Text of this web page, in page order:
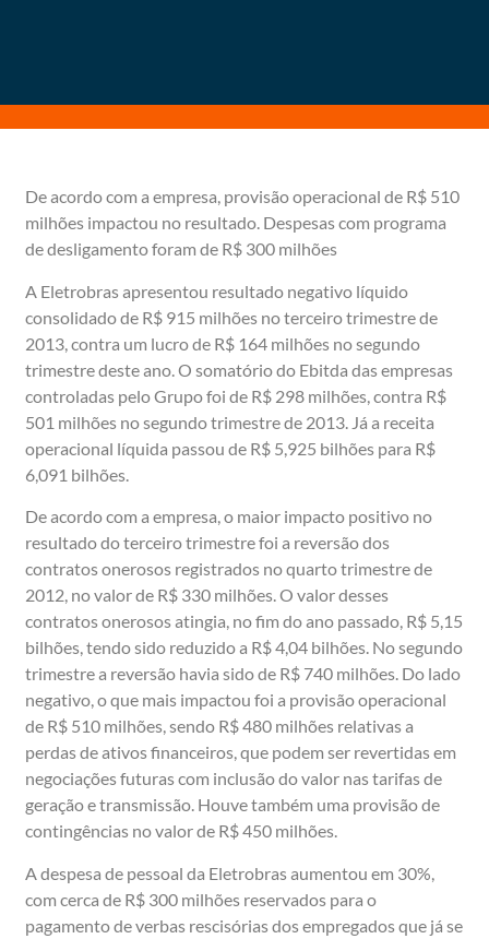
De acordo com a empresa, provisão operacional de R$ 510
milhões impactou no resultado. Despesas com programa
de desligamento foram de R$ 300 milhões
A Eletrobras apresentou resultado negativo líquido
consolidado de R$ 915 milhões no terceiro trimestre de
2013, contra um lucro de R$ 164 milhões no segundo
trimestre deste ano. O somatório do Ebitda das empresas
controladas pelo Grupo foi de R$ 298 milhões, contra R$
501 milhões no segundo trimestre de 2013. Já a receita
operacional líquida passou de R$ 5,925 bilhões para R$
6,091 bilhões.
De acordo com a empresa, o maior impacto positivo no
resultado do terceiro trimestre foi a reversão dos
contratos onerosos registrados no quarto trimestre de
2012, no valor de R$ 330 milhões. O valor desses
contratos onerosos atingia, no fim do ano passado, R$ 5,15
bilhões, tendo sido reduzido a R$ 4,04 bilhões. No segundo
trimestre a reversão havia sido de R$ 740 milhões. Do lado
negativo, o que mais impactou foi a provisão operacional
de R$ 510 milhões, sendo R$ 480 milhões relativas a
perdas de ativos financeiros, que podem ser revertidas em
negociações futuras com inclusão do valor nas tarifas de
geração e transmissão. Houve também uma provisão de
contingências no valor de R$ 450 milhões.
A despesa de pessoal da Eletrobras aumentou em 30%,
com cerca de R$ 300 milhões reservados para o
pagamento de verbas rescisórias dos empregados que já se